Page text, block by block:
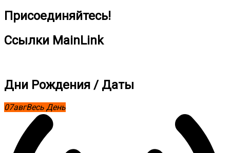
Присоединяйтесь!
Ссылки MainLink
Дни Рождения / Даты
07авгВесь День